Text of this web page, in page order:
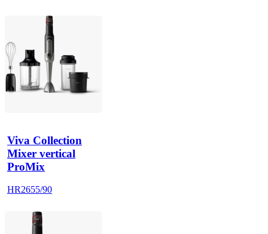
Viva Collection
Mixer vertical
ProMix
HR2655/90